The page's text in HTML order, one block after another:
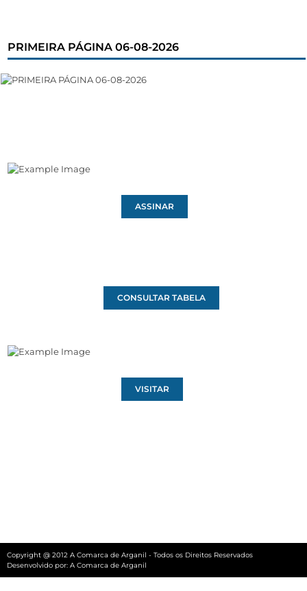
PRIMEIRA PÁGINA 06-08-2026
ASSINAR
CONSULTAR TABELA
VISITAR
Copyright @ 2012 A Comarca de Arganil - Todos os Direitos Reservados
Desenvolvido por: A Comarca de Arganil